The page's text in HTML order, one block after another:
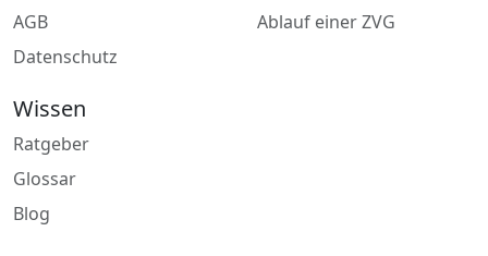
AGB
Datenschutz
Ablauf einer ZVG
Wissen
Ratgeber
Glossar
Blog